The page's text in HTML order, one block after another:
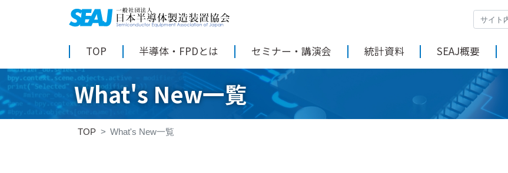
TOP 半導体・FPDとは セミナー・講演会 統計資料 SEAJ概要
What's New一覧
TOP What's New一覧